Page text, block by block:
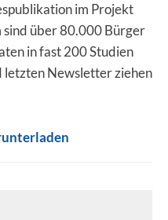
im Projekt
sind über 80.000 Bürger
in fast 200 Studien
letzten Newsletter ziehen